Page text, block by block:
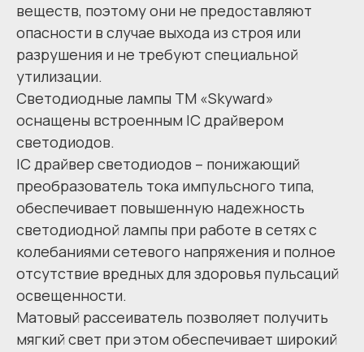
веществ, поэтому они не предоставляют
опасности в случае выхода из строя или
разрушения и не требуют специальной
утилизации.
Светодиодные лампы ТМ «Skyward»
оснащены встроенным IC драйвером
светодиодов.
IC драйвер светодиодов – понижающий
преобразователь тока импульсного типа,
обеспечивает повышенную надежность
светодиодной лампы при работе в сетях с
колебаниями сетевого напряжения и полное
отсутствие вредных для здоровья пульсаций
освещенности.
Матовый рассеиватель позволяет получить
мягкий свет при этом обеспечивает широкий